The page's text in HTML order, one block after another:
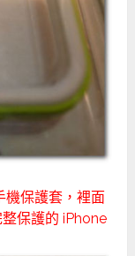
機保護套，裡面
保護的 iPhone